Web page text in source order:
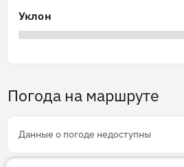
Уклон
Погода на маршруте
Данные о погоде недоступны